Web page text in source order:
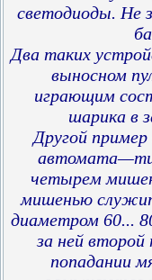
светодиоды. Не
Два таких
выносном
играющим
шарика в
Другой
четырем
мишенью
диаметром 60...
за ней
попадании